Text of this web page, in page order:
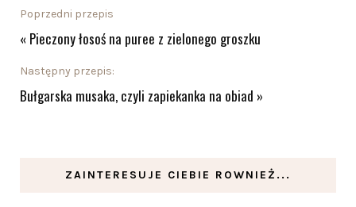
Poprzedni przepis
« Pieczony łosoś na puree z zielonego groszku
Następny przepis:
Bułgarska musaka, czyli zapiekanka na obiad »
ZAINTERESUJE CIEBIE ROWNIEŻ...